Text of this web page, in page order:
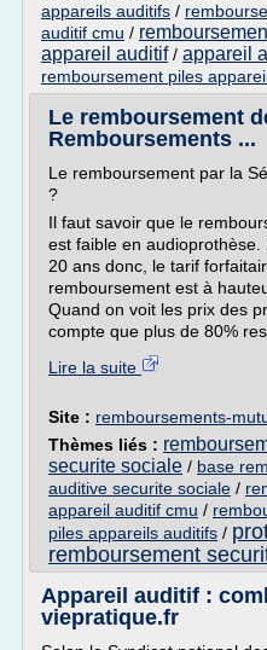
appareils auditifs /
auditif cmu /
appareil auditif/ appareil
remboursement piles
Le remboursement
Remboursements ...
Le remboursement par la
?
Il faut savoir que le
est faible en
20 ans donc, le tarif
remboursement est à
Quand on voit les prix des
compte que plus de 80%
Lire la suite
Site : remboursements-
Thèmes liés :
securite sociale / base
auditive securite sociale /
appareil auditif cmu /
piles appareils auditifs /
remboursement
Appareil auditif :
viepratique.fr